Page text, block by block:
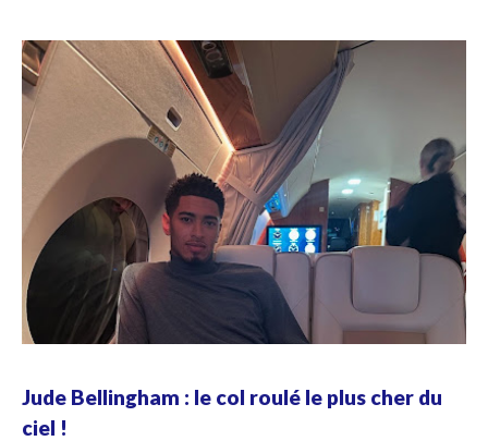
Jude Bellingham : le col roulé le plus cher du
ciel !